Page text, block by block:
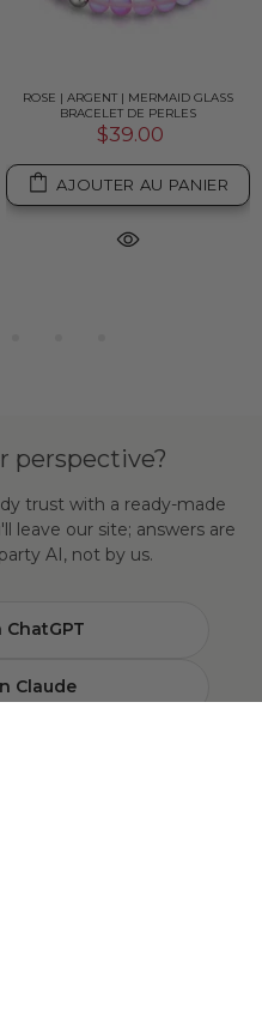
ROSE | ARGENT | MERMAID GLASS
BRACELET DE PERLES
$39.00
AJOUTER AU PANIER
perspective?
trust with a ready-made
leave our site; answers are
AI, not by us.
Claude